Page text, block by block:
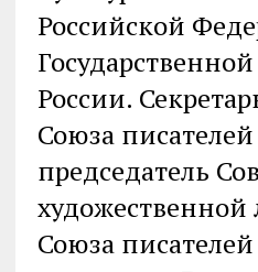
Российской
России.
Союза
председатель
художественной
Союза